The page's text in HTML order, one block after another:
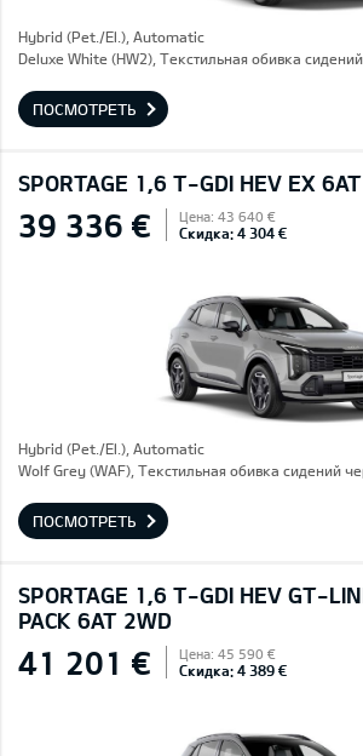
Hybrid (Pet./El.), Automatic
Deluxe White (HW2), Текстильная обивка
ПОСМОТРЕТЬ
SPORTAGE 1,6 T-GDI HEV EX
39 336 € Цена: 43 640 €
Скидка: 4 304 €
Hybrid (Pet./El.), Automatic
Wolf Grey (WAF), Текстильная обивка сидений
ПОСМОТРЕТЬ
SPORTAGE 1,6 T-GDI HEV GT-
PACK 6AT 2WD
41 201 € Цена: 45 590 €
Скидка: 4 389 €